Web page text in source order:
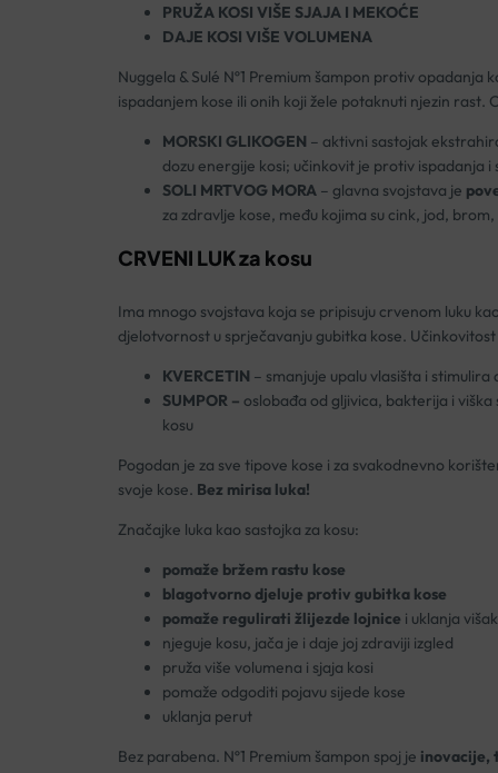
PRUŽA KOSI VIŠE SJAJA I MEKOĆE
DAJE KOSI VIŠE VOLUMENA
Nuggela & Sulé Nº1 Premium šampon protiv opadanja
ispadanjem kose ili onih koji žele potaknuti njezin rast.
MORSKI GLIKOGEN – aktivni sastojak
dozu energije kosi; učinkovit je protiv ispadanja
SOLI MRTVOG MORA– glavna svojstava je
za zdravlje kose, među kojima su cink, jod,
CRVENI LUK za kosu
Ima mnogo svojstava koja se pripisuju crvenom luku
djelotvornost u sprječavanju gubitka kose.
KVERCETIN – smanjuje upalu vlasišta i
SUMPOR – oslobađa od gljivica, bakterija i
kosu
Pogodan je za sve tipove kose i za svakodnevno
svoje kose. Bez mirisa luka!
Značajke luka kao sastojka za kosu:
pomaže bržem rastu kose
blagotvorno djeluje protiv gubitka kose
pomaže regulirati žlijezde lojnice i uklanja
njeguje kosu, jača je i daje joj zdraviji izgled
pruža više volumena i sjaja kosi
pomaže odgoditi pojavu sijede kose
uklanja perut
Bez parabena. Nº1 Premium šampon spoj je inovacije,